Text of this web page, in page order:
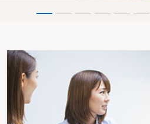
に該当しないとはいえな
円滑に進行する目的で支出
したものというべきであり､
その支出は､接待等を目的と
して行われたものであると
いうべきである。